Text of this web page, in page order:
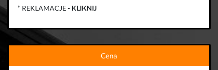
* REKLAMACJE- KLIKNIJ
Cena